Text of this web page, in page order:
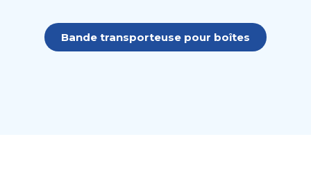
Bande transporteuse pour boîtes